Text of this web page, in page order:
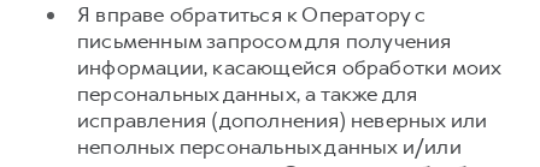
Я вправе обратиться к Оператору с
письменным запросом для получения
информации, касающейся обработки моих
персональных данных, а также для
исправления (дополнения) неверных или
неполных персональных данных и/или